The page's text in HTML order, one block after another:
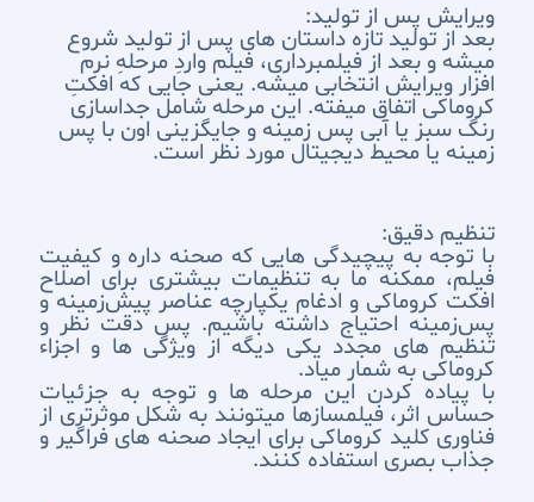
ویرایش پس از تولید:
بعد از تولید تازه داستان های پس از تولید شروع
میشه و بعد از فیلمبرداری، فیلم واردِ مرحلهِ نرم
افزار ویرایش انتخابی میشه. یعنی جایی که افکتِ
کروماکی اتفاق میفته. این مرحله شامل جداسازی
رنگ سبز یا آبی پس زمینه و جایگزینی اون با پس
زمینه یا محیط دیجیتال مورد نظر است.
تنظیم دقیق:
با توجه به پیچیدگی هایی که صحنه داره و کیفیت
فیلم، ممکنه ما به تنظیمات بیشتری برای اصلاح
افکت کروماکی و ادغام یکپارچه عناصر پیش‌زمینه و
پس‌زمینه احتیاج داشته باشیم. پس دقت نظر و
تنظیم های مجدد یکی دیگه از ویژگی ها و اجزاء
کروماکی به شمار میاد.
با پیاده کردن این مرحله ها و توجه به جزئیات
حساس اثر، فیلمسازها میتونند به شکل موثرتری از
فناوری کلید کروماکی برای ایجاد صحنه های فراگیر و
جذاب بصری استفاده کنند.